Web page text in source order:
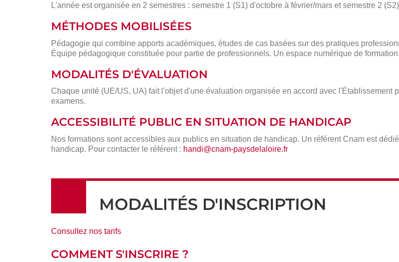
L'année est organisée en 2 semestres : semestre 1 (S1) d'octobre à février/mars et semestre 2
MÉTHODES MOBILISÉES
Pédagogie qui combine apports académiques, études de cas basées sur des pratiques
Équipe pédagogique constituée pour partie de professionnels. Un espace numérique de
MODALITÉS D'ÉVALUATION
Chaque unité (UE/US, UA) fait l'objet d'une évaluation organisée en accord avec l'Établissement
examens.
ACCESSIBILITÉ PUBLIC EN SITUATION DE HANDICAP
Nos formations sont accessibles aux publics en situation de handicap. Un référent Cnam est
handicap. Pour contacter le référent : handi@cnam-paysdelaloire.fr
MODALITÉS D'INSCRIPTION
Consultez nos tarifs
COMMENT S'INSCRIRE ?